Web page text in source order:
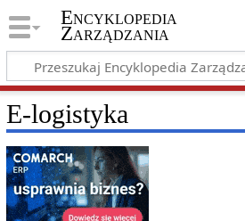
Encyklopedia
Zarządzania
E-logistyka